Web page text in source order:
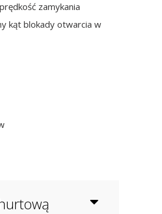
zamykania
kąt blokady otwarcia w